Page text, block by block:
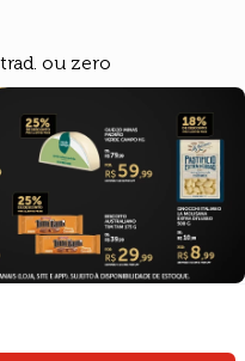
ou zero